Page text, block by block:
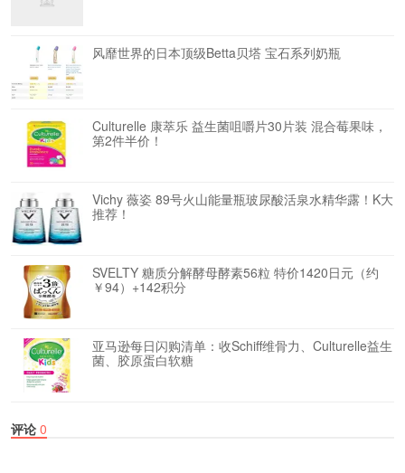
风靡世界的日本顶级Betta贝塔 宝石系列奶瓶
Culturelle 康萃乐 益生菌咀嚼片30片装 混合莓果味，
第2件半价！
Vichy 薇姿 89号火山能量瓶玻尿酸活泉水精华露！K大
推荐！
SVELTY 糖质分解酵母酵素56粒 特价1420日元（约
￥94）+142积分
亚马逊每日闪购清单：收Schiff维骨力、Culturelle益生
菌、胶原蛋白软糖
评论 0